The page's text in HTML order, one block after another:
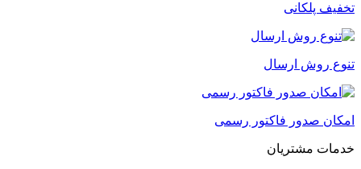
تخفیف پلکانی
تنوع روش ارسال
امکان صدور فاکتور رسمی
خدمات مشتریان